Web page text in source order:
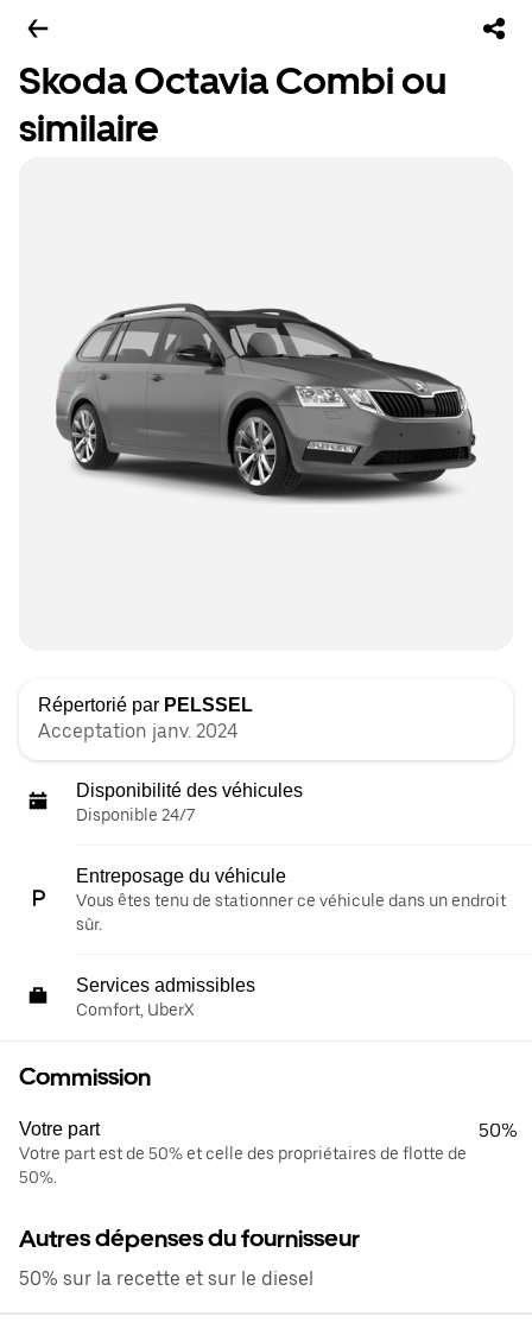
Skoda Octavia Combi ou
similaire
Répertorié par PELSSEL
Acceptation janv. 2024
Disponibilité des véhicules
Disponible 24/7
Entreposage du véhicule
Vous êtes tenu de stationner ce véhicule dans un endroit
sûr.
Services admissibles
Comfort, UberX
Commission
Votre part
Votre part est de 50% et celle des propriétaires de flotte de
50%.
50%
Autres dépenses du fournisseur
50% sur la recette et sur le diesel